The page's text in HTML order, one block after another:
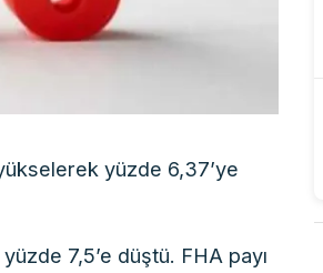
yüzde 6,37’ye
7,5’e düştü. FHA payı